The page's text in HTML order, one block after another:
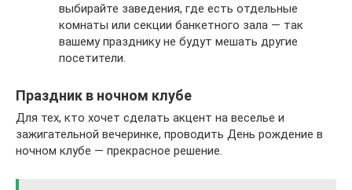
выбирайте заведения, где есть отдельные
комнаты или секции банкетного зала — так
вашему празднику не будут мешать другие
посетители.
Праздник в ночном клубе
Для тех, кто хочет сделать акцент на веселье и
зажигательной вечеринке, проводить День рождение в
ночном клубе — прекрасное решение.